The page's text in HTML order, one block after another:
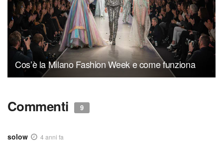
Cos’è la Milano Fashion Week e come funziona
Commenti 9
solow 4 anni fa